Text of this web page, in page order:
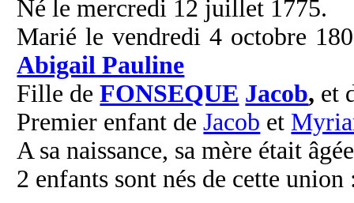
Né le mercredi 12 juillet 1775.
Marié le vendredi 4 octobre
Abigail Pauline
Fille deFONSEQUE Jacob, et
Premier enfant deJacob et
A sa naissance, sa mère était
2 enfants sont nés de cette union